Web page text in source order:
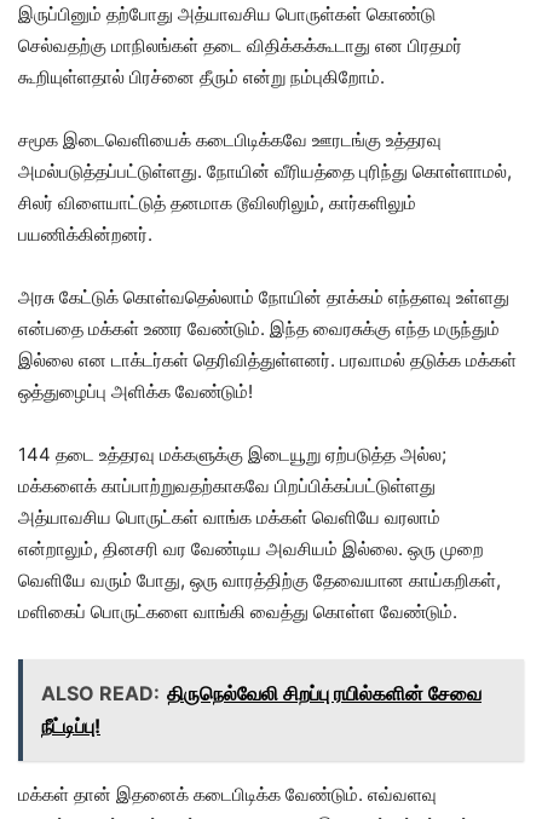
இருப்பினும் தற்போது அத்யாவசிய பொருள்கள் கொண்டு
செல்வதற்கு மாநிலங்கள் தடை விதிக்கக்கூடாது என பிரதமர்
கூறியுள்ளதால் பிரச்னை தீரும் என்று நம்புகிறோம்.
சமூக இடைவெளியைக் கடைபிடிக்கவே ஊரடங்கு உத்தரவு
அமல்படுத்தப்பட்டுள்ளது. நோயின் வீரியத்தை புரிந்து கொள்ளாமல்,
சிலர் விளையாட்டுத் தனமாக டூவிலரிலும், கார்களிலும்
பயணிக்கின்றனர்.
அரசு கேட்டுக் கொள்வதெல்லாம் நோயின் தாக்கம் எந்தளவு உள்ளது
என்பதை மக்கள் உணர வேண்டும். இந்த வைரசுக்கு எந்த மருந்தும்
இல்லை என டாக்டர்கள் தெரிவித்துள்ளனர். பரவாமல் தடுக்க மக்கள்
ஒத்துழைப்பு அளிக்க வேண்டும்!
144 தடை உத்தரவு மக்களுக்கு இடையூறு ஏற்படுத்த அல்ல;
மக்களைக் காப்பாற்றுவதற்காகவே பிறப்பிக்கப்பட்டுள்ளது
அத்யாவசிய பொருட்கள் வாங்க மக்கள் வெளியே வரலாம்
என்றாலும், தினசரி வர வேண்டிய அவசியம் இல்லை. ஒரு முறை
வெளியே வரும் போது, ஒரு வாரத்திற்கு தேவையான காய்கறிகள்,
மளிகைப் பொருட்களை வாங்கி வைத்து கொள்ள வேண்டும்.
ALSO READ: திருநெல்வேலி சிறப்பு ரயில்களின் சேவை
நீட்டிப்பு!
மக்கள் தான் இதனைக் கடைபிடிக்க வேண்டும். எவ்வளவு